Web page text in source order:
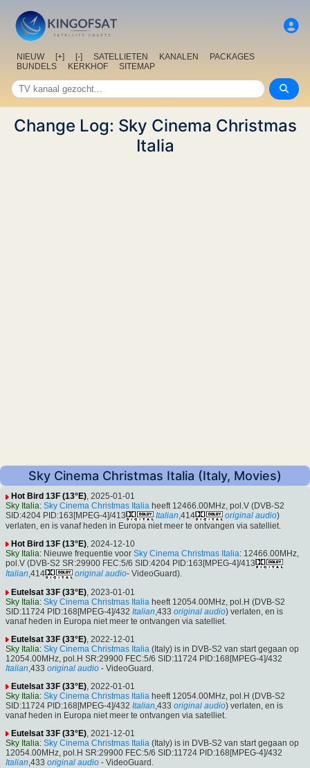
NIEUW [+] [-] SATELLIETEN KANALEN
PACKAGES
BUNDELS
KERKHOF SITEMAP
Change Log: Sky Cinema Christmas
Italia
Sky Cinema Christmas Italia (Italy, Movies)
Hot Bird 13F (13°E), 2025-01-01
Sky Italia: Sky Cinema Christmas Italia heeft 12466.00MHz, pol.V (DVB-S2
SID:4204 PID:163[MPEG-4]/413
Italian,414 original audio)
verlaten, en is vanaf heden in Europa niet meer te ontvangen via satelliet.
Hot Bird 13F (13°E), 2024-12-10
Sky Italia: Nieuwe frequentie voor Sky Cinema Christmas Italia: 12466.00MHz,
pol.V (DVB-S2 SR:29900 FEC:5/6 SID:4204 PID:163[MPEG-4]/413
Italian,414 original audio- VideoGuard).
Eutelsat 33F (33°E) , 2023-01-01
Sky Italia: Sky Cinema Christmas Italia heeft 12054.00MHz, pol.H (DVB-S2
SID:11724 PID:168[MPEG-4]/432 Italian ,433 original audio) verlaten, en is
vanaf heden in Europa niet meer te ontvangen via satelliet.
Eutelsat 33F (33°E) , 2022-12-01
Sky Italia: Sky Cinema Christmas Italia (Italy) is in DVB-S2 van start gegaan op
12054.00MHz, pol.H SR:29900 FEC:5/6 SID:11724 PID:168[MPEG-4]/432
Italian ,433 original audio - VideoGuard.
Eutelsat 33F (33°E) , 2022-01-01
Sky Italia: Sky Cinema Christmas Italia heeft 12054.00MHz, pol.H (DVB-S2
SID:11724 PID:168[MPEG-4]/432 Italian ,433 original audio) verlaten, en is
vanaf heden in Europa niet meer te ontvangen via satelliet.
Eutelsat 33F (33°E) , 2021-12-01
Sky Italia: Sky Cinema Christmas Italia (Italy) is in DVB-S2 van start gegaan op
12054.00MHz, pol.H SR:29900 FEC:5/6 SID:11724 PID:168[MPEG-4]/432
Italian ,433 original audio - VideoGuard.